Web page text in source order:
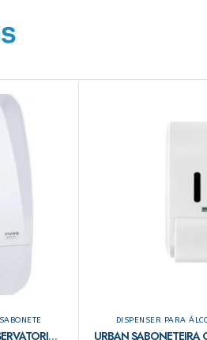
INVOQ SABONETEIRA C/RESERVATORIO 800ML BRANCA
DISPENSER PARA